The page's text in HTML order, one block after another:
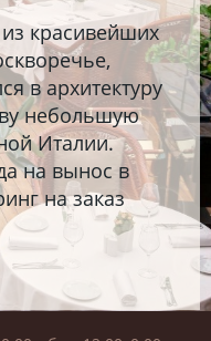
красивейших
в архитектуру
небольшую
Италии.
на вынос в
на заказ